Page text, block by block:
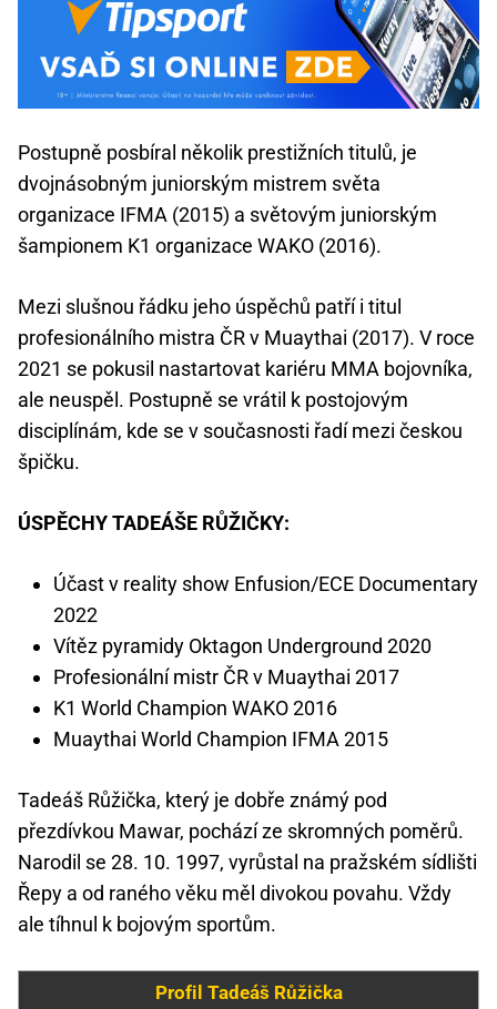
Postupně posbíral několik prestižních titulů, je
dvojnásobným juniorským mistrem světa
organizace IFMA (2015) a světovým juniorským
šampionem K1 organizace WAKO (2016).
Mezi slušnou řádku jeho úspěchů patří i titul
profesionálního mistra ČR v Muaythai (2017). V roce
2021 se pokusil nastartovat kariéru MMA bojovníka,
ale neuspěl. Postupně se vrátil k postojovým
disciplínám, kde se v současnosti řadí mezi českou
špičku.
ÚSPĚCHY TADEÁŠE RŮŽIČKY:
Účast v reality show Enfusion/ECE Documentary
2022
Vítěz pyramidy Oktagon Underground 2020
Profesionální mistr ČR v Muaythai 2017
K1 World Champion WAKO 2016
Muaythai World Champion IFMA 2015
Tadeáš Růžička, který je dobře známý pod
přezdívkou Mawar, pochází ze skromných poměrů.
Narodil se 28. 10. 1997, vyrůstal na pražském sídlišti
Řepy a od raného věku měl divokou povahu. Vždy
ale tíhnul k bojovým sportům.
Profil Tadeáš Růžička